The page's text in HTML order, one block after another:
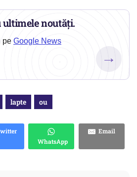
noutăți.
pe Google News
→
lapte ou
WhatsApp
Email